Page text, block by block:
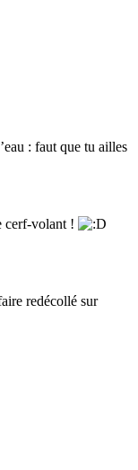
: faut que tu ailles
cerf-volant !
redécollé sur